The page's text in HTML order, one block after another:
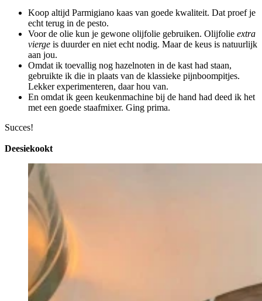
Koop altijd Parmigiano kaas van goede kwaliteit. Dat proef je
echt terug in de pesto.
Voor de olie kun je gewone olijfolie gebruiken. Olijfolie extra
vierge is duurder en niet echt nodig. Maar de keus is natuurlijk
aan jou.
Omdat ik toevallig nog hazelnoten in de kast had staan,
gebruikte ik die in plaats van de klassieke pijnboompitjes.
Lekker experimenteren, daar hou van.
En omdat ik geen keukenmachine bij de hand had deed ik het
met een goede staafmixer. Ging prima.
Succes!
Deesiekookt